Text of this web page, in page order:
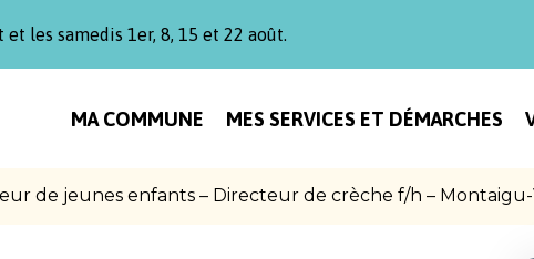
les samedis 1er, 8, 15 et 22 août.
MA COMMUNE MES SERVICES ET DÉMARCHES
de jeunes enfants – Directeur de crèche f/h –